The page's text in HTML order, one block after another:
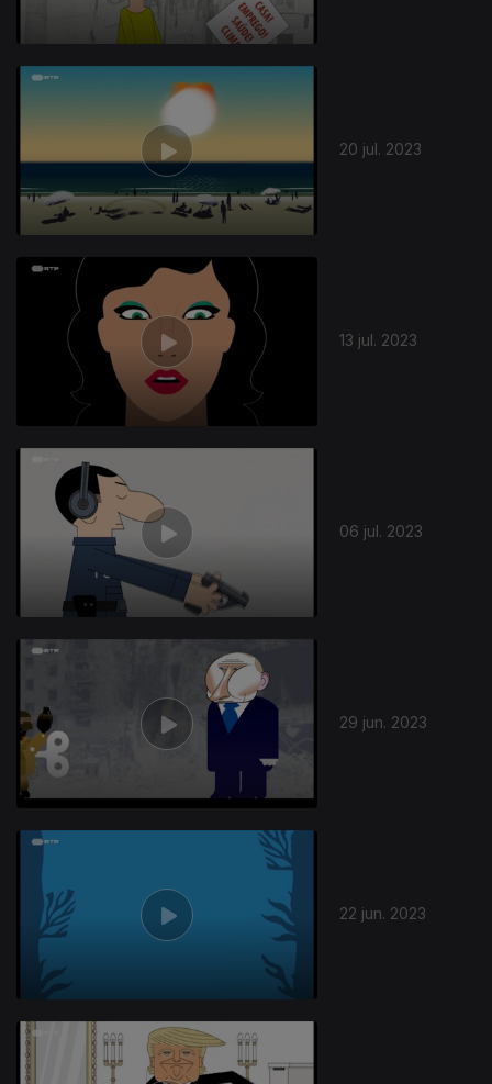
20 jul. 2023
13 jul. 2023
705014
06 jul. 2023
29 jun. 2023
22 jun. 2023